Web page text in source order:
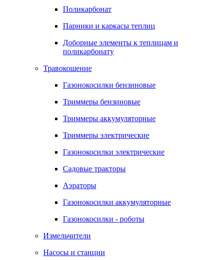
Поликарбонат
Парники и каркасы теплиц
Доборные элементы к теплицам и
поликарбонату
Травокошение
Газонокосилки бензиновые
Триммеры бензиновые
Триммеры аккумуляторные
Триммеры электрические
Газонокосилки электрические
Садовые тракторы
Аэраторы
Газонокосилки аккумуляторные
Газонокосилки - роботы
Измельчители
Насосы и станции